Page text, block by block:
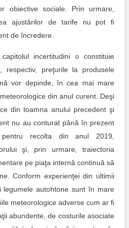
obiective sociale. Prin urmare,
ajustărilor de tarife nu pot fi
de încredere.
incertitudini o constituie
respectiv, preţurile la produsele
vor depinde, în cea mai mare
din anul curent. Deşi
din toamna anului precedent şi
nu au conturat până în prezent
pentru recolta din anul 2019,
şi, prin urmare, traiectoria
pe piaţa internă continuă să
Conform experienţei din ultimii
autohtone sunt în mare
meteorologice adverse cum ar fi
abundente, de costurile asociate